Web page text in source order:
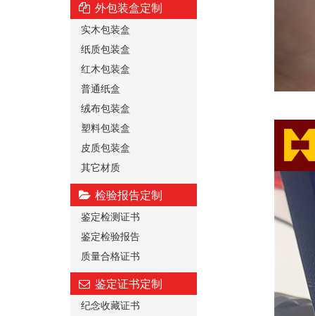
外包装盒定制
实木包装盒
纸质包装盒
红木包装盒
普通纸盒
绒布包装盒
塑料包装盒
皮质包装盒
其它材质
检验报告定制
鉴定检测证书
鉴定检验报告
质量合格证书
鉴定证书定制
纪念收藏证书